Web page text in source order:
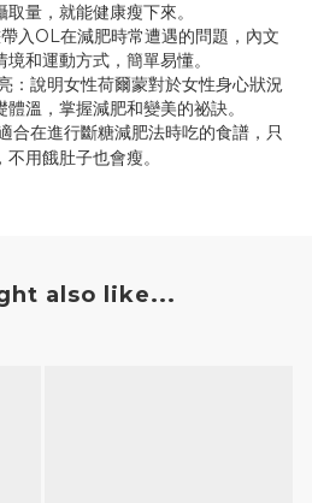
量，就能健康瘦下來。
入OL在減肥時常遭遇的問題，內文
和運動方式，簡單易懂。
：說明女性荷爾蒙對於女性身心狀況
溫，掌握減肥和變美的祕訣。
合在進行斷糖減肥法時吃的食譜，只
用餓肚子也會瘦。
also like...